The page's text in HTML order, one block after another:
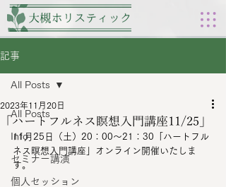
記事
All Posts
Info
セミナー講演
個人セッション
All Posts
「ハートフルネス瞑想入門講座11/25」
2023年11月20日
11月25日（土）20：00～21：30「ハートフル
ネス瞑想入門講座」オンライン開催いたしま
す。